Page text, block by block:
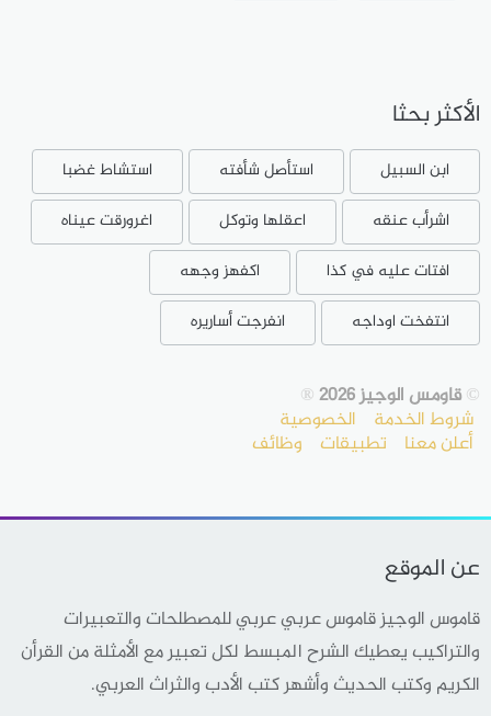
الأكثر بحثا
ابن السبيل استأصل شأفته
استشاط غضبا
اشرأب عنقه
اعقلها وتوكل
اغرورقت عيناه
افتات عليه في كذا
اكفهز وجهه
انتفخت اوداجه
انفرجت أساريره
©قاومس الوجيز 2026 ®
شروط الخدمة الخصوصية
أعلن معنا تطبيقات وظائف
عن الموقع
قاموس الوجيز قاموس عربي عربي للمصطلحات والتعبيرات
والتراكيب يعطيك الشرح المبسط لكل تعبير مع الأمثلة من القرأن
الكريم وكتب الحديث وأشهر كتب الأدب والثراث العربي.